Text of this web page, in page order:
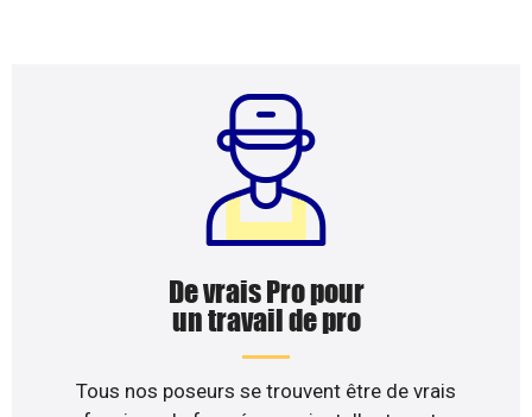
De vrais Pro pour
un travail de pro
Tous nos poseurs se trouvent être de vrais